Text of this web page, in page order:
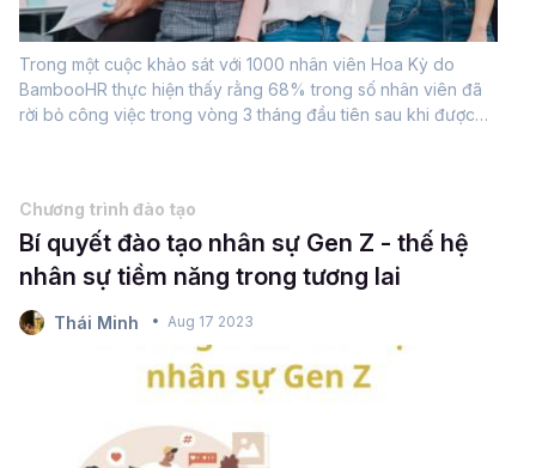
Trong một cuộc khảo sát với 1000 nhân viên Hoa Kỳ do
BambooHR thực hiện thấy rằng 68% trong số nhân viên đã
rời bỏ công việc trong vòng 3 tháng đầu tiên sau khi được
Chương trình đào tạo
Bí quyết đào tạo nhân sự Gen Z - thế hệ
nhân sự tiềm năng trong tương lai
Thái Minh Aug 17 2023